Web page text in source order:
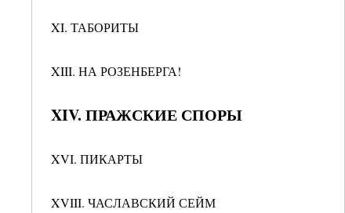
XI. ТАБОРИТЫ
XIII. НА РОЗЕНБЕРГА!
XIV. ПРАЖСКИЕ СПОРЫ
XVI. ПИКАРТЫ
XVIII. ЧАСЛАВСКИЙ СЕЙМ